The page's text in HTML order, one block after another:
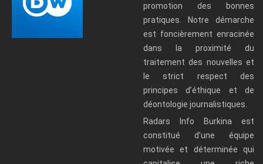
promotion des bonnes
pratiques. Notre démarche
est foncièrement enracinée
dans la proximité du
traitement des nouvelles et
le strict respect des
principes d’éthique et de
déontologie journalistiques.
Radars Info Burkina est
constitué d’une équipe
motivée et déterminée qui